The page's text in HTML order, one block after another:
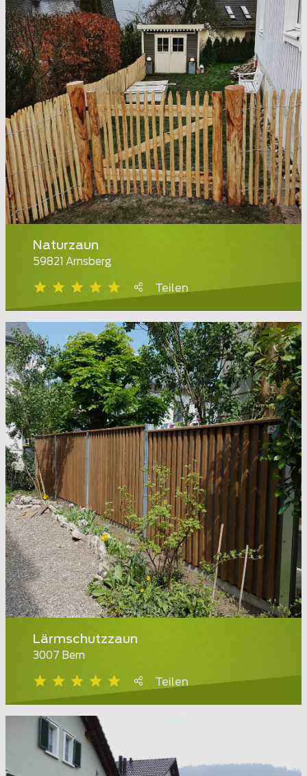
Naturzaun
59821 Arnsberg
Teilen
Lärmschutzzaun
3007 Bern
Teilen